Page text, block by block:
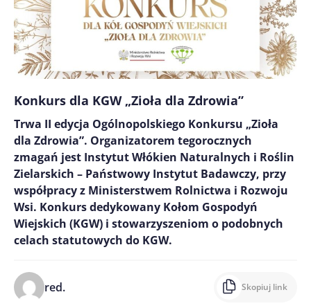
Konkurs dla KGW „Zioła dla Zdrowia”
Trwa II edycja Ogólnopolskiego Konkursu „Zioła
dla Zdrowia”. Organizatorem tegorocznych
zmagań jest Instytut Włókien Naturalnych i Roślin
Zielarskich – Państwowy Instytut Badawczy, przy
współpracy z Ministerstwem Rolnictwa i Rozwoju
Wsi. Konkurs dedykowany Kołom Gospodyń
Wiejskich (KGW) i stowarzyszeniom o podobnych
celach statutowych do KGW.
red. Skopiuj link